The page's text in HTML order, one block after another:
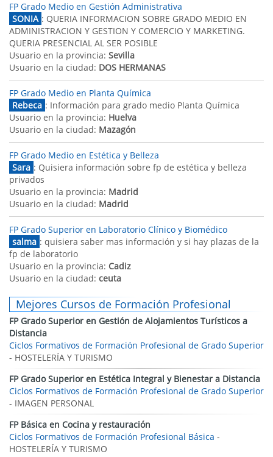
FP Grado Medio en Gestión Administrativa
SONIA : QUERIA INFORMACION SOBRE GRADO MEDIO EN
ADMINISTRACION Y GESTION Y COMERCIO Y MARKETING.
QUERIA PRESENCIAL AL SER POSIBLE
Usuario en la provincia: Sevilla
Usuario en la ciudad: DOS HERMANAS
FP Grado Medio en Planta Química
Rebeca : Información para grado medio Planta Química
Usuario en la provincia: Huelva
Usuario en la ciudad: Mazagón
FP Grado Medio en Estética y Belleza
Sara : Quisiera información sobre fp de estética y belleza
privados
Usuario en la provincia: Madrid
Usuario en la ciudad: Madrid
FP Grado Superior en Laboratorio Clínico y Biomédico
salma : quisiera saber mas información y si hay plazas de la
fp de laboratorio
Usuario en la provincia: Cadiz
Usuario en la ciudad: ceuta
Mejores Cursos de Formación Profesional
FP Grado Superior en Gestión de Alojamientos Turísticos a
Distancia
Ciclos Formativos de Formación Profesional de Grado Superior
- HOSTELERÍA Y TURISMO
FP Grado Superior en Estética Integral y Bienestar a Distancia
Ciclos Formativos de Formación Profesional de Grado Superior
- IMAGEN PERSONAL
FP Básica en Cocina y restauración
Ciclos Formativos de Formación Profesional Básica -
HOSTELERÍA Y TURISMO